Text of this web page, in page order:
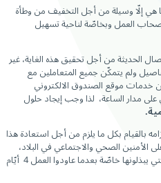
هي إلّا وسيلة من أجل التخفيف من وطأة
العمل وبخاصّة لناحية تسهيل
الحديثة من أجل تحقيق هذه الغاية، غير
ولم يتمكّن جميع المتعاملين مع
خدمات موقع الصندوق الالكتروني
على مدار الساعة، لذا وجب إيجاد حلول
بالقيام بكل ما يلزم من أجل استعادة هذا
الأمنين الصحي والاجتماعي في البلاد،
ويشكر مستخدمي الصندوق على الجهود التي يبذلونها خاصّة بعدما عاودوا العمل 4 أيّام